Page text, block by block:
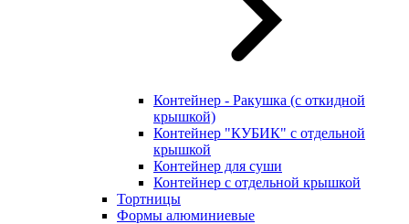
Контейнер - Ракушка (с откидной
крышкой)
Контейнер "КУБИК" с отдельной
крышкой
Контейнер для суши
Контейнер с отдельной крышкой
Тортницы
Формы алюминиевые